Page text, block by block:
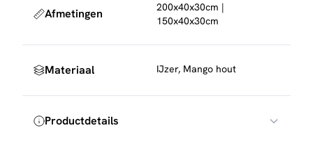
Afmetingen
200x40x30cm |
150x40x30cm
Materiaal IJzer, Mango hout
Productdetails